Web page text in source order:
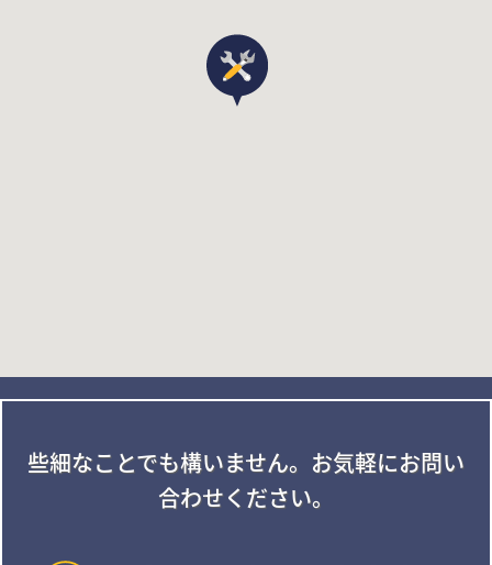
些細なことでも構いません。 お気軽にお問い
合わせください。